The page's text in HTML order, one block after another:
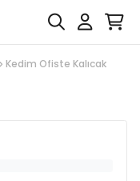
Kedim Ofiste Kalıcak